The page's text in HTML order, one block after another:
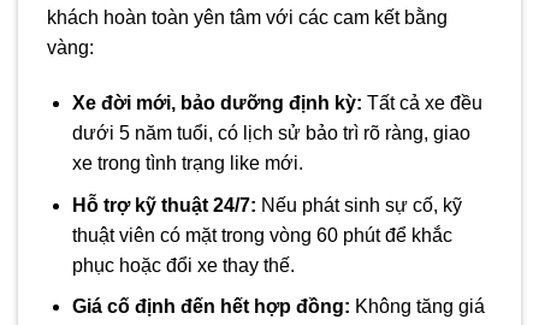
khách hoàn toàn yên tâm với các cam kết bằng
vàng:
Xe đời mới, bảo dưỡng định kỳ: Tất cả xe đều
dưới 5 năm tuổi, có lịch sử bảo trì rõ ràng, giao
xe trong tình trạng like mới.
Hỗ trợ kỹ thuật 24/7: Nếu phát sinh sự cố, kỹ
thuật viên có mặt trong vòng 60 phút để khắc
phục hoặc đổi xe thay thế.
Giá cố định đến hết hợp đồng: Không tăng giá